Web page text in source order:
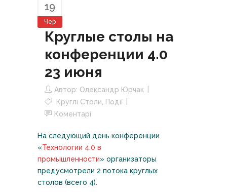
19
Чер
Круглые столы на
конференции 4.0
23 июня
Автор: Олександр Юрчак
Круглі Столи
Події
Коментарі
На следующий день конференции
«Технологии 4.0 в
промышленности» организаторы
предусмотрели 2 потока круглых
столов (всего 4).